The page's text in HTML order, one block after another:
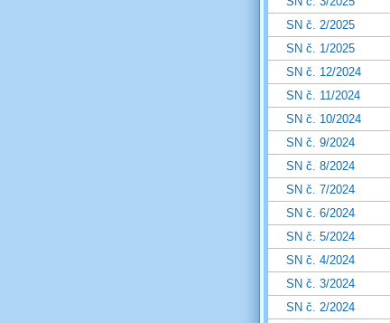
SN č. 2/2025
SN č. 1/2025
SN č. 12/2024
SN č. 11/2024
SN č. 10/2024
SN č. 9/2024
SN č. 8/2024
SN č. 7/2024
SN č. 6/2024
SN č. 5/2024
SN č. 4/2024
SN č. 3/2024
SN č. 2/2024